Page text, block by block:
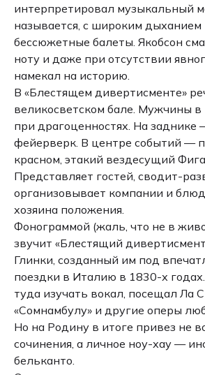
интерпретировал музыкальный
называется, с широким
бессюжетные балеты. Якобсон
ноту и даже при отсутствии
намекал на историю.
В «Блестящем дивертисменте»
великосветском бале. Мужчины в
при драгоценностях. На
фейерверк. В центре событий —
красном, этакий вездесущий
Представляет гостей, сводит-
организовывает компании и
хозяина положения.
Фонограммой (жаль, что не в
звучит «Блестящий
Глинки, созданный им под
поездки в Италию в 1830-х
туда изучать вокал, посещал Ла
«Сомнамбулу» и другие оперы
Но на Родину в итоге привез не
сочинения, а личное ноу-хау —
бельканто.